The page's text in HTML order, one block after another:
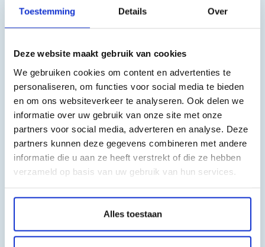
Toestemming Details Over
Deze website maakt gebruik van cookies
We gebruiken cookies om content en advertenties te
personaliseren, om functies voor social media te bieden
en om ons websiteverkeer te analyseren. Ook delen we
informatie over uw gebruik van onze site met onze
partners voor social media, adverteren en analyse. Deze
partners kunnen deze gegevens combineren met andere
informatie die u aan ze heeft verstrekt of die ze hebben
verzameld op basis van uw gebruik van hun services.
Alles toestaan
meer inhoud als de originele Epson inktpatronen (11.2 en 7
ml)
Geschikt voor:
Epson Stylus Office B42WD, Epson Stylus Office BX305F, Epson
Stylus office BX305FW, Epson Stylus Office BX320FW, Epson
Stylus Office BX925FWD, Epson Stylus Office BX935FWD, Epson
Stylus SX230, Epson Stylus SX235W, Epson Stylus SX420, Epson
Stylus SX420W, Epson Stylus SX425W, Epson Stylus